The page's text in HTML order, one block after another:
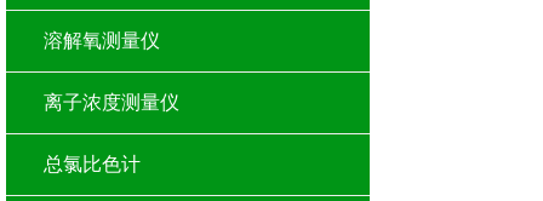
溶解氧测量仪
离子浓度测量仪
总氯比色计